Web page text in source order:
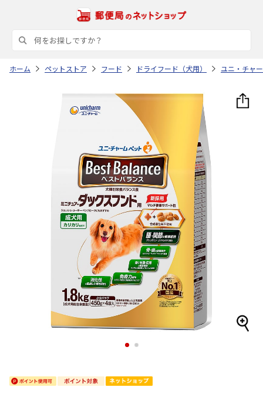
ホーム ペットストア フード ドライフード（犬用） ユニ・チャ
1 2